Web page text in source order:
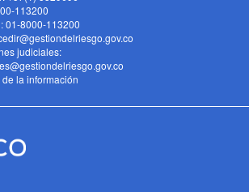
113200
01-8000-113200
judiciales:
la información